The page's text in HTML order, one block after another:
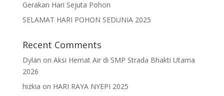
Gerakan Hari Sejuta Pohon
SELAMAT HARI POHON SEDUNIA 2025
Recent Comments
Dylan on Aksi Hemat Air di SMP Strada Bhakti Utama
2026
hizkia on HARI RAYA NYEPI 2025